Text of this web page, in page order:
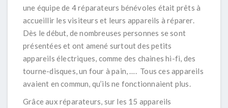
une équipe de 4 réparateurs bénévoles était prêts à
accueillir les visiteurs et leurs appareils à réparer.
Dès le début, de nombreuses personnes se sont
présentées et ont amené surtout des petits
appareils électriques, comme des chaines hi-fi, des
tourne-disques, un four à pain, …. Tous ces appareils
avaient en commun, qu’ils ne fonctionnaient plus.
Grâce aux réparateurs, sur les 15 appareils